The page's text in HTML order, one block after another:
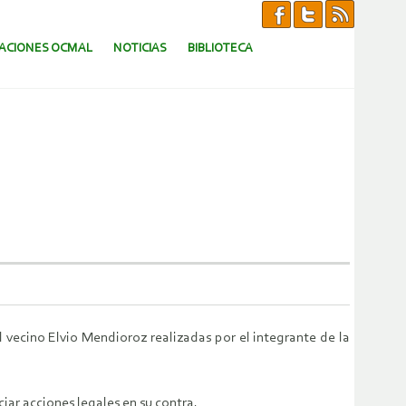
OCMAL NOTICIAS BIBLIOTECA
Elvio Mendioroz realizadas por el integrante de la